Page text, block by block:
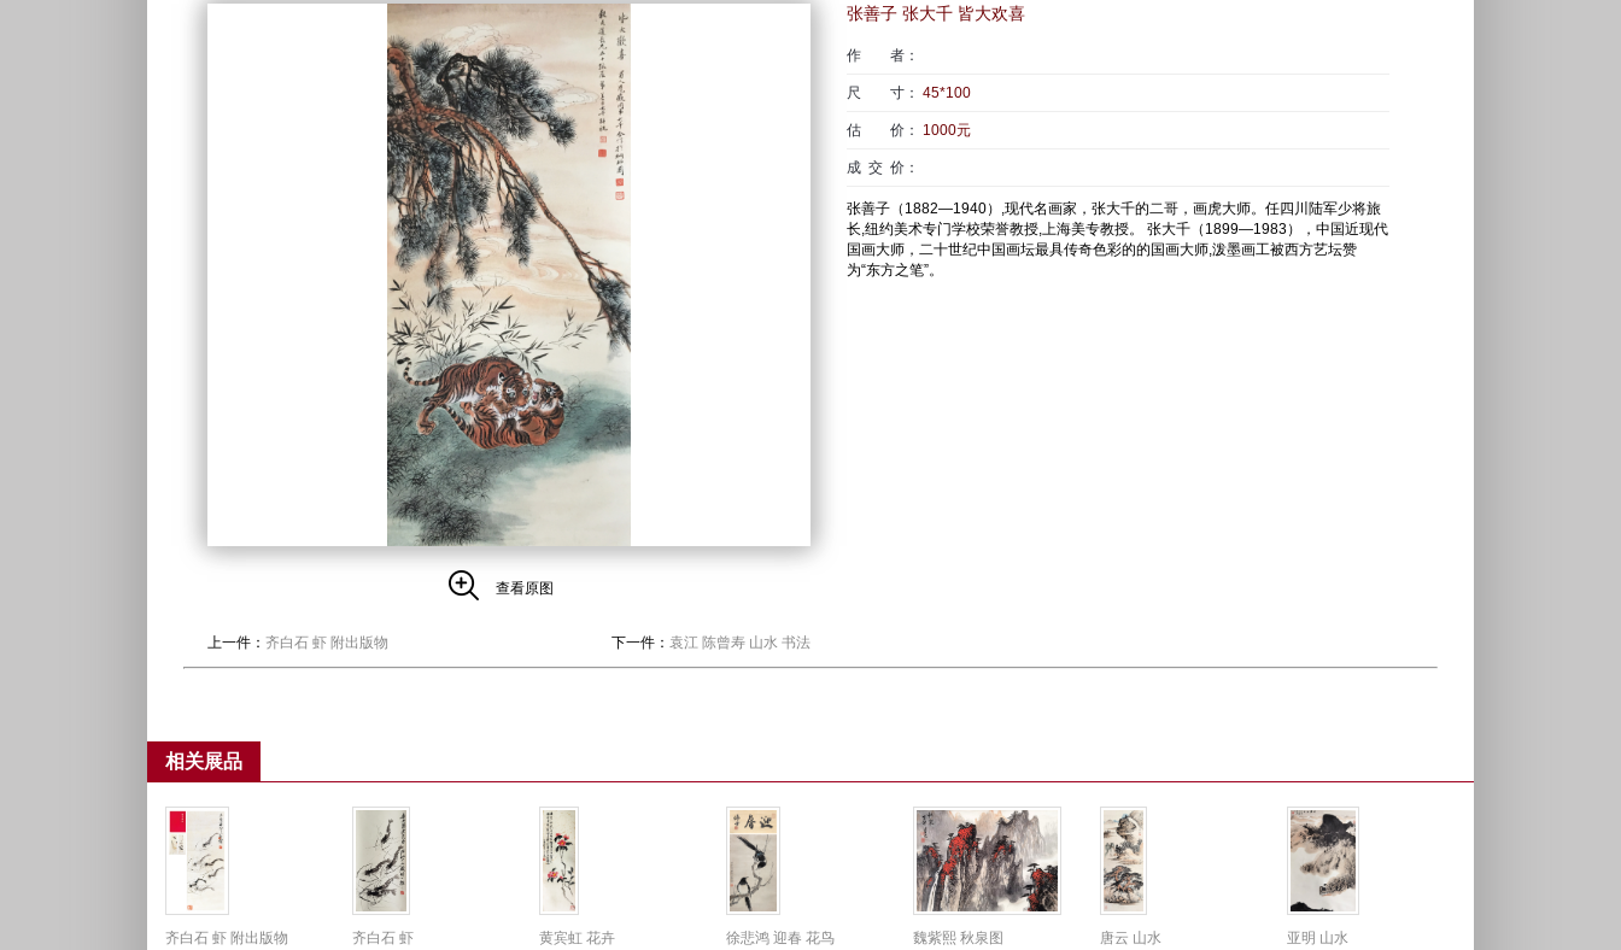
查看原图
上一件： 齐白石 虾 附出版物 下一件： 袁江 陈曾寿 山水 书法
张善子 张大千 皆大欢喜
作 者：
尺 寸： 45*100
估 价： 1000元
成 交 价：
张善子（1882—1940）,现代名画家，张大千的二哥，画虎大师。任四川陆军少将旅
长,纽约美术专门学校荣誉教授,上海美专教授。 张大千（1899—1983），中国近现代
国画大师，二十世纪中国画坛最具传奇色彩的的国画大师,泼墨画工被西方艺坛赞
为“东方之笔”。
相关展品
齐白石 虾 附出版物 齐白石 虾 黄宾虹 花卉 徐悲鸿 迎春 花鸟 魏紫熙 秋泉图 唐云 山水 亚明 山水